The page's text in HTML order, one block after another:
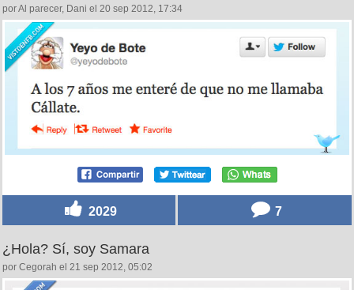
por Al parecer, Dani el 20 sep 2012, 17:34
2029 7
¿Hola? Sí, soy Samara
por Cegorah el 21 sep 2012, 05:02